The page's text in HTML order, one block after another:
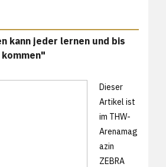
kann jeder lernen und bis
kommen"
Dieser
Artikel ist
im THW-
Arenamag
azin
ZEBRA